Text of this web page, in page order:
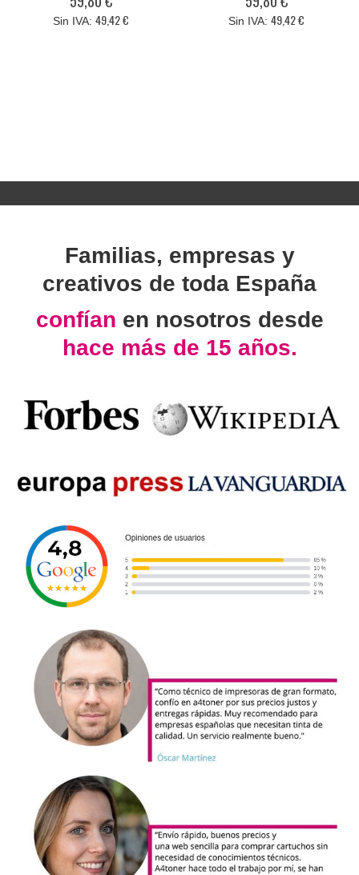
49,42 € 49,42 €
Familias, empresas y
creativos de toda España
confían en nosotros desde
hace más de 15 años.